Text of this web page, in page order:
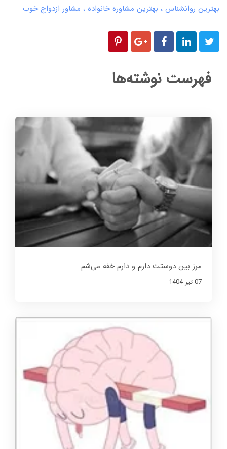
بهترین روانشناس
بهترین مشاوره خانواده مشاور ازدواج خوب
فهرست نوشته‌ها
مرز بین دوستت دارم و دارم خفه می‌شم
07 تير 1404